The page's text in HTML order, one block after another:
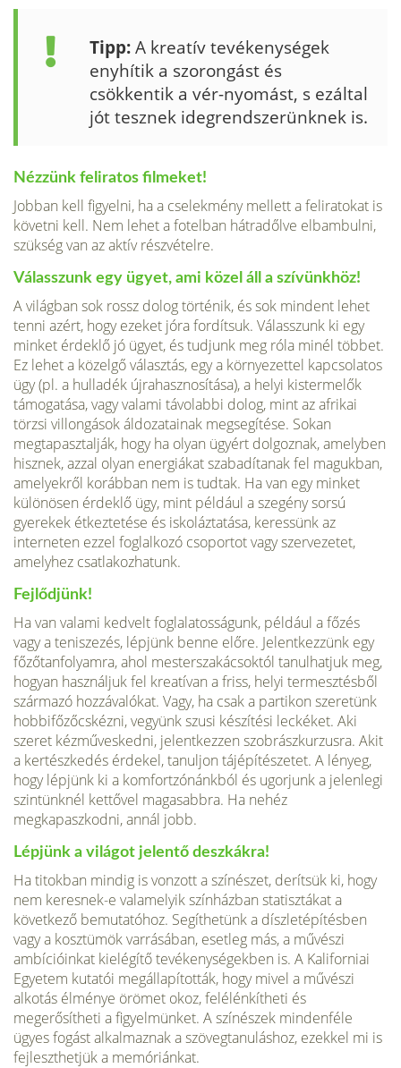
Tipp:A kreatív tevékenységek
enyhítik a szorongást és
csökkentik a vér-nyomást, s ezáltal
jót tesznek idegrendszerünknek is.
Nézzünk feliratos filmeket!
Jobban kell figyelni, ha a cselekmény mellett a feliratokat is
követni kell. Nem lehet a fotelban hátradőlve elbambulni,
szükség van az aktív részvételre.
Válasszunk egy ügyet, ami közel áll a szívünkhöz!
A világban sok rossz dolog történik, és sok mindent lehet
tenni azért, hogy ezeket jóra fordítsuk. Válasszunk ki egy
minket érdeklő jó ügyet, és tudjunk meg róla minél többet.
Ez lehet a közelgő választás, egy a környezettel kapcsolatos
ügy (pl. a hulladék újrahasznosítása), a helyi kistermelők
támogatása, vagy valami távolabbi dolog, mint az afrikai
törzsi villongások áldozatainak megsegítése. Sokan
megtapasztalják, hogy ha olyan ügyért dolgoznak, amelyben
hisznek, azzal olyan energiákat szabadítanak fel magukban,
amelyekről korábban nem is tudtak. Ha van egy minket
különösen érdeklő ügy, mint például a szegény sorsú
gyerekek étkeztetése és iskoláztatása, keressünk az
interneten ezzel foglalkozó csoportot vagy szervezetet,
amelyhez csatlakozhatunk.
Fejlődjünk!
Ha van valami kedvelt foglalatosságunk, például a főzés
vagy a teniszezés, lépjünk benne előre. Jelentkezzünk egy
főzőtanfolyamra, ahol mesterszakácsoktól tanulhatjuk meg,
hogyan használjuk fel kreatívan a friss, helyi termesztésből
származó hozzávalókat. Vagy, ha csak a partikon szeretünk
hobbifőzőcskézni, vegyünk szusi készítési leckéket. Aki
szeret kézműveskedni, jelentkezzen szobrászkurzusra. Akit
a kertészkedés érdekel, tanuljon tájépítészetet. A lényeg,
hogy lépjünk ki a komfortzónánkból és ugorjunk a jelenlegi
szintünknél kettővel magasabbra. Ha nehéz
megkapaszkodni, annál jobb.
Lépjünk a világot jelentő deszkákra!
Ha titokban mindig is vonzott a színészet, derítsük ki, hogy
nem keresnek-e valamelyik színházban statisztákat a
következő bemutatóhoz. Segíthetünk a díszletépítésben
vagy a kosztümök varrásában, esetleg más, a művészi
ambícióinkat kielégítő tevékenységekben is. A Kaliforniai
Egyetem kutatói megállapították, hogy mivel a művészi
alkotás élménye örömet okoz, felélénkítheti és
megerősítheti a figyelmünket. A színészek mindenféle
ügyes fogást alkalmaznak a szövegtanuláshoz, ezekkel mi is
fejleszthetjük a memóriánkat.